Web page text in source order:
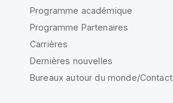
Programme académique
Programme Partenaires
Carrières
Dernières nouvelles
Bureaux autour du monde/Contact